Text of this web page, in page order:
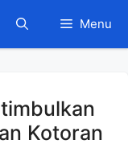
Menu
Kotoran